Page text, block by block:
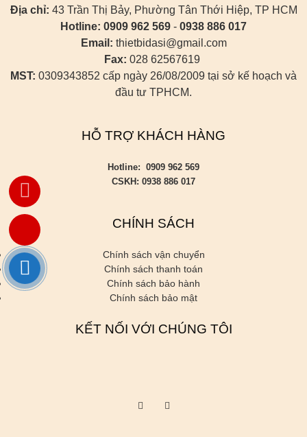
Địa chỉ: 43 Trần Thị Bảy, Phường Tân Thới Hiệp, TP HCM
Hotline: 0909 962 569 - 0938 886 017
Email: thietbidasi@gmail.com
Fax: 028 62567619
MST: 0309343852 cấp ngày 26/08/2009 tại sở kế hoạch và
đầu tư TPHCM.
HỖ TRỢ KHÁCH HÀNG
Hotline: 0909 962 569
CSKH: 0938 886 017
CHÍNH SÁCH
Chính sách vận chuyển
Chính sách thanh toán
Chính sách bảo hành
Chính sách bảo mật
KẾT NỐI VỚI CHÚNG TÔI